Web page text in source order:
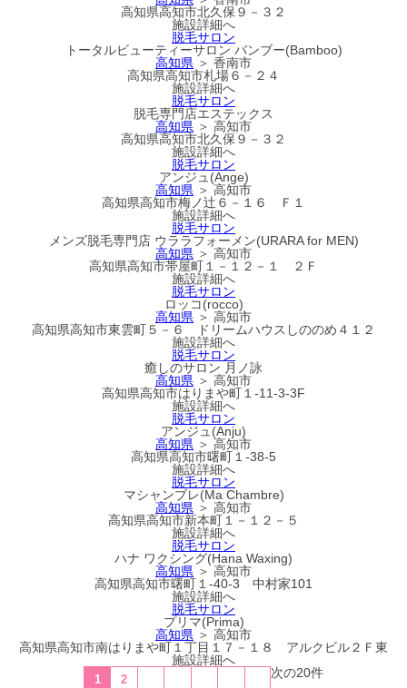
高知県高知市北久保９－３２
施設詳細へ
脱毛サロン
トータルビューティーサロン バンブー(Bamboo)
高知県 ＞ 香南市
高知県高知市札場６－２４
施設詳細へ
脱毛サロン
脱毛専門店エステックス
高知県 ＞ 高知市
高知県高知市北久保９－３２
施設詳細へ
脱毛サロン
アンジュ(Ange)
高知県 ＞ 高知市
高知県高知市梅ノ辻６－１６ Ｆ１
施設詳細へ
脱毛サロン
メンズ脱毛専門店 ウララフォーメン(URARA for MEN)
高知県 ＞ 高知市
高知県高知市帯屋町１－１２－１ ２Ｆ
施設詳細へ
脱毛サロン
ロッコ(rocco)
高知県 ＞ 高知市
高知県高知市東雲町５－６ ドリームハウスしののめ４１２
施設詳細へ
脱毛サロン
癒しのサロン 月ノ詠
高知県 ＞ 高知市
高知県高知市はりまや町１-11-3-3F
施設詳細へ
脱毛サロン
アンジュ(Anju)
高知県 ＞ 高知市
高知県高知市曙町１-38-5
施設詳細へ
脱毛サロン
マシャンブレ(Ma Chambre)
高知県 ＞ 高知市
高知県高知市新本町１－１２－５
施設詳細へ
脱毛サロン
ハナ ワクシング(Hana Waxing)
高知県 ＞ 高知市
高知県高知市曙町１-40-3 中村家101
施設詳細へ
脱毛サロン
プリマ(Prima)
高知県 ＞ 高知市
高知県高知市南はりまや町１丁目１７－１８ アルクビル２Ｆ東
施設詳細へ
1 2 次の20件